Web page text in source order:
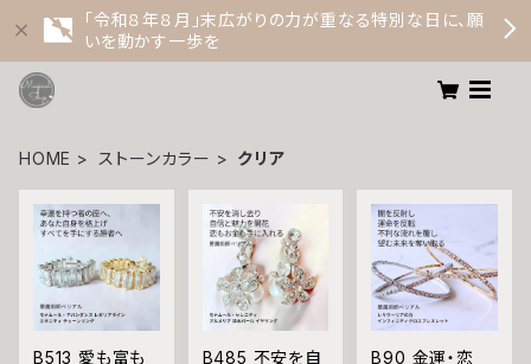
「令和８年８月」末広がりの力が重なる特別な日に、願
いを動かす一歩を
HOME ストーンカラー クリア
B513 愛も富も
B485 不安を自
B90 金運・恋